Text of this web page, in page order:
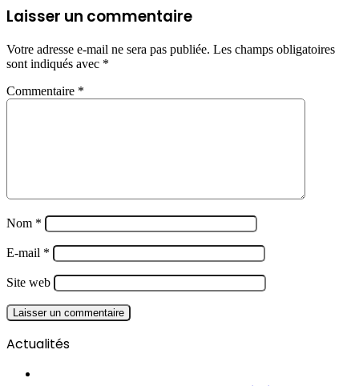
Laisser un commentaire
Votre adresse e-mail ne sera pas publiée. Les champs obligatoires
sont indiqués avec *
Commentaire *
Nom *
E-mail *
Site web
Actualités